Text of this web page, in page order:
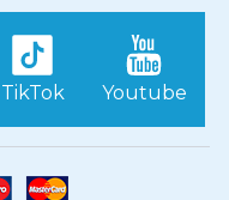
TikTok Youtube